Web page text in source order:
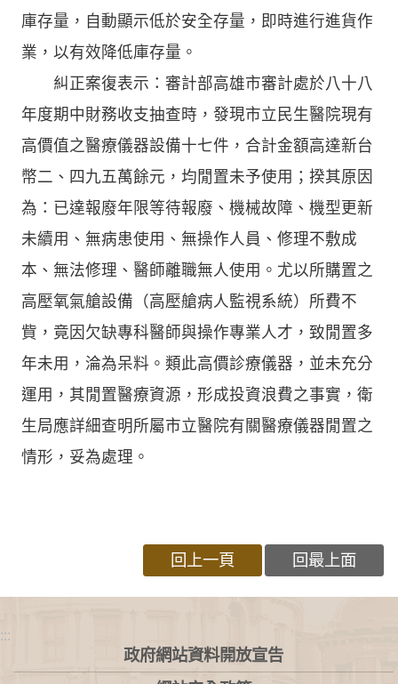
庫存量，自動顯示低於安全存量，即時進行進貨作
業，以有效降低庫存量。
糾正案復表示：審計部高雄市審計處於八十八
年度期中財務收支抽查時，發現市立民生醫院現有
高價值之醫療儀器設備十七件，合計金額高達新台
幣二、四九五萬餘元，均閒置未予使用；揆其原因
為：已達報廢年限等待報廢、機械故障、機型更新
未續用、無病患使用、無操作人員、修理不敷成
本、無法修理、醫師離職無人使用。尤以所購置之
高壓氧氣艙設備（高壓艙病人監視系統）所費不
貲，竟因欠缺專科醫師與操作專業人才，致閒置多
年未用，淪為呆料。類此高價診療儀器，並未充分
運用，其閒置醫療資源，形成投資浪費之事實，衛
生局應詳細查明所屬市立醫院有關醫療儀器閒置之
情形，妥為處理。
回上一頁 回最上面
:::
政府網站資料開放宣告